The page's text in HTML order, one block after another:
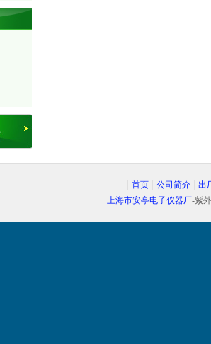
首页 公司简介
出
上海市安亭电子仪器厂-紫